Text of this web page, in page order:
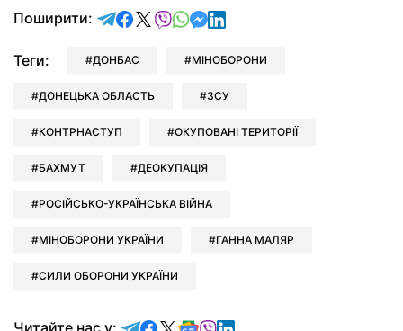
Поширити: відправити у Telegram
поділитись у Facebook
поділитись у X
відправити у Viber
відправити у Whatsapp
відправити у Messenger
відправити у LinkedIn
Теги: ДОНБАС МІНОБОРОНИ
ДОНЕЦЬКА ОБЛАСТЬ ЗСУ
КОНТРНАСТУП ОКУПОВАНІ ТЕРИТОРІЇ
БАХМУТ ДЕОКУПАЦІЯ
РОСІЙСЬКО-УКРАЇНСЬКА ВІЙНА
МІНОБОРОНИ УКРАЇНИ ГАННА МАЛЯР
СИЛИ ОБОРОНИ УКРАЇНИ
Читайте у Telegram
Читайте у Facebook
Читайте у X
Читайте у Google news
Читайте у Viber
Читайте у LinkedIn